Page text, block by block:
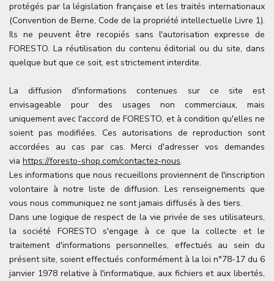
protégés par la législation française et les traités internationaux
(Convention de Berne, Code de la propriété intellectuelle Livre 1).
Ils ne peuvent être recopiés sans l'autorisation expresse de
FORESTO. La réutilisation du contenu éditorial ou du site, dans
quelque but que ce soit, est strictement interdite.
La diffusion d'informations contenues sur ce site est
envisageable pour des usages non commerciaux, mais
uniquement avec l'accord de FORESTO, et à condition qu'elles ne
soient pas modifiées. Ces autorisations de reproduction sont
accordées au cas par cas. Merci d'adresser vos demandes
via https://foresto-shop.com/contactez-nous.
Les informations que nous recueillons proviennent de l'inscription
volontaire à notre liste de diffusion. Les renseignements que
vous nous communiquez ne sont jamais diffusés à des tiers.
Dans une logique de respect de la vie privée de ses utilisateurs,
la société FORESTO s'engage à ce que la collecte et le
traitement d'informations personnelles, effectués au sein du
présent site, soient effectués conformément à la loi n°78-17 du 6
janvier 1978 relative à l'informatique, aux fichiers et aux libertés,